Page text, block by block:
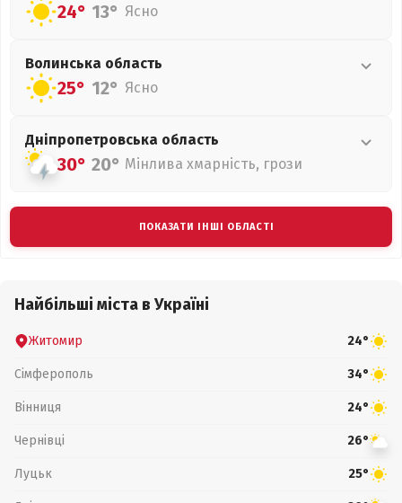
24° 13° Ясно
Волинська область
25° 12° Ясно
Дніпропетровська область
30° 20° Мінлива хмарність, грози
ПОКАЗАТИ ІНШІ ОБЛАСТІ
Найбільші міста в Україні
Житомир 24°
Сімферополь 34°
Вінниця 24°
Чернівці 26°
Луцьк 25°